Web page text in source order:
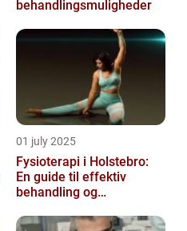
behandlingsmuligheder
01 july 2025
Fysioterapi i Holstebro:
En guide til effektiv
behandling og